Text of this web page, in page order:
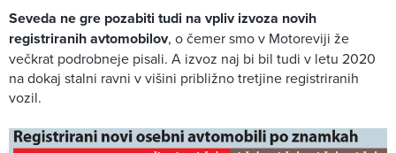
Seveda ne gre pozabiti tudi na vpliv izvoza novih
registriranih avtomobilov, o čemer smo v Motoreviji že
večkrat podrobneje pisali. A izvoz naj bi bil tudi v letu 2020
na dokaj stalni ravni v višini približno tretjine registriranih
vozil.